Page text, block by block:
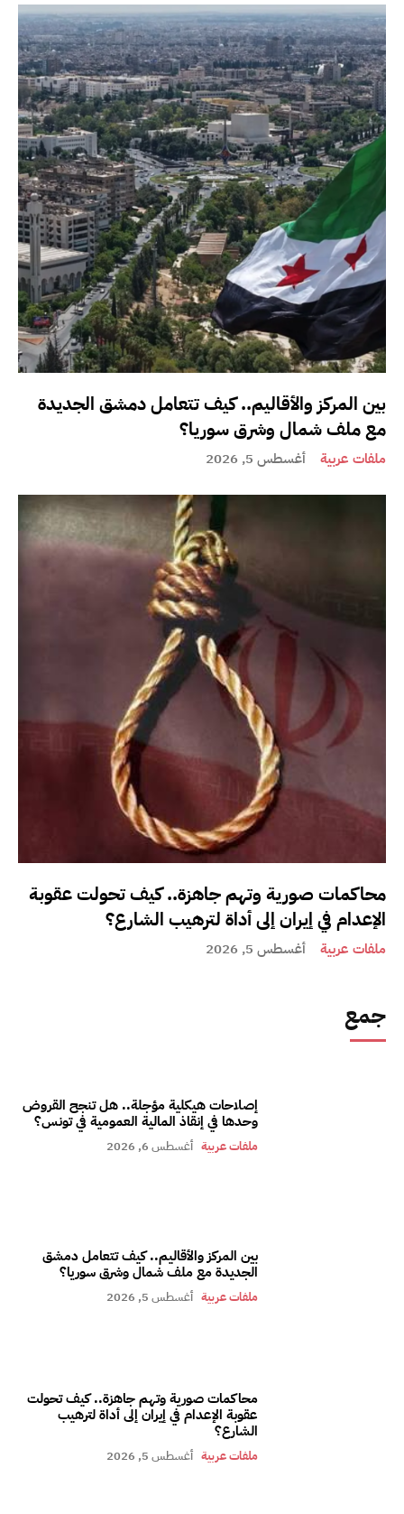
بين المركز والأقاليم.. كيف تتعامل دمشق الجديدة
مع ملف شمال وشرق سوريا؟
ملفات عربية أغسطس 5, 2026
محاكمات صورية وتهم جاهزة.. كيف تحولت عقوبة
الإعدام في إيران إلى أداة لترهيب الشارع؟
ملفات عربية أغسطس 5, 2026
جمع
إصلاحات هيكلية مؤجلة.. هل تنجح القروض
وحدها في إنقاذ المالية العمومية في تونس؟
ملفات عربية أغسطس 6, 2026
بين المركز والأقاليم.. كيف تتعامل دمشق
الجديدة مع ملف شمال وشرق سوريا؟
ملفات عربية أغسطس 5, 2026
محاكمات صورية وتهم جاهزة.. كيف تحولت
عقوبة الإعدام في إيران إلى أداة لترهيب
الشارع؟
ملفات عربية أغسطس 5, 2026